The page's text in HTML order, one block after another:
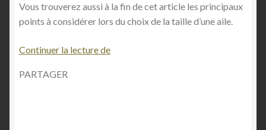
Vous trouverez aussi à la fin de cet article les principaux
points à considérer lors du choix de la taille d’une aile.
Continuer la lecture deQ
PARTAGER